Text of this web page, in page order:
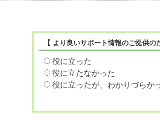
【 より良いサポート情報のご提供
役に立った
役に立たなかった
役に立ったが、わかりづらか